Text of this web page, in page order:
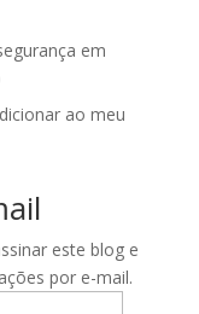
em
ao meu
este blog e
por e-mail.